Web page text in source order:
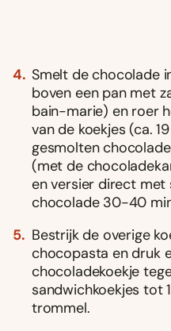
Smelt de chocolade
boven een pan met
bain-marie) en roer
van de koekjes (ca.
gesmolten
(met de
en versier direct met
chocolade 30-40
Bestrijk de overige
chocopasta en druk
chocoladekoekje
sandwichkoekjes tot
trommel.